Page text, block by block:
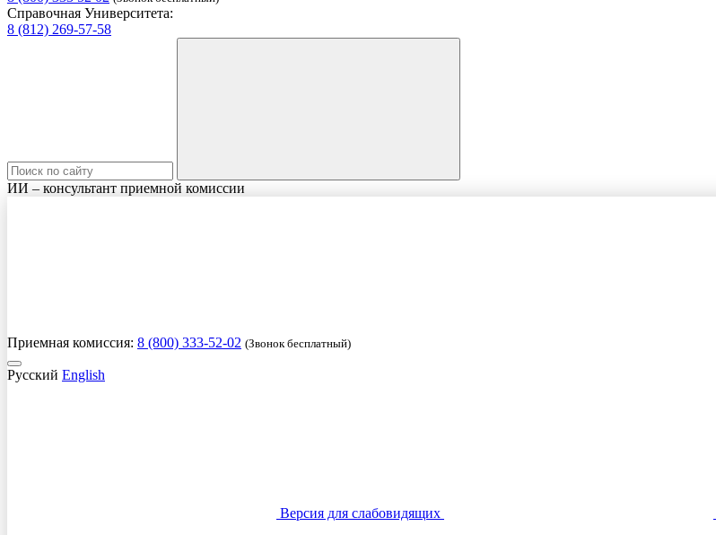
Справочная Университета:
8 (812) 269-57-58
ИИ – консультант приемной комиссии
Приемная комиссия: 8 (800) 333-52-02 (Звонок бесплатный)
Русский English
Версия для слабовидящих